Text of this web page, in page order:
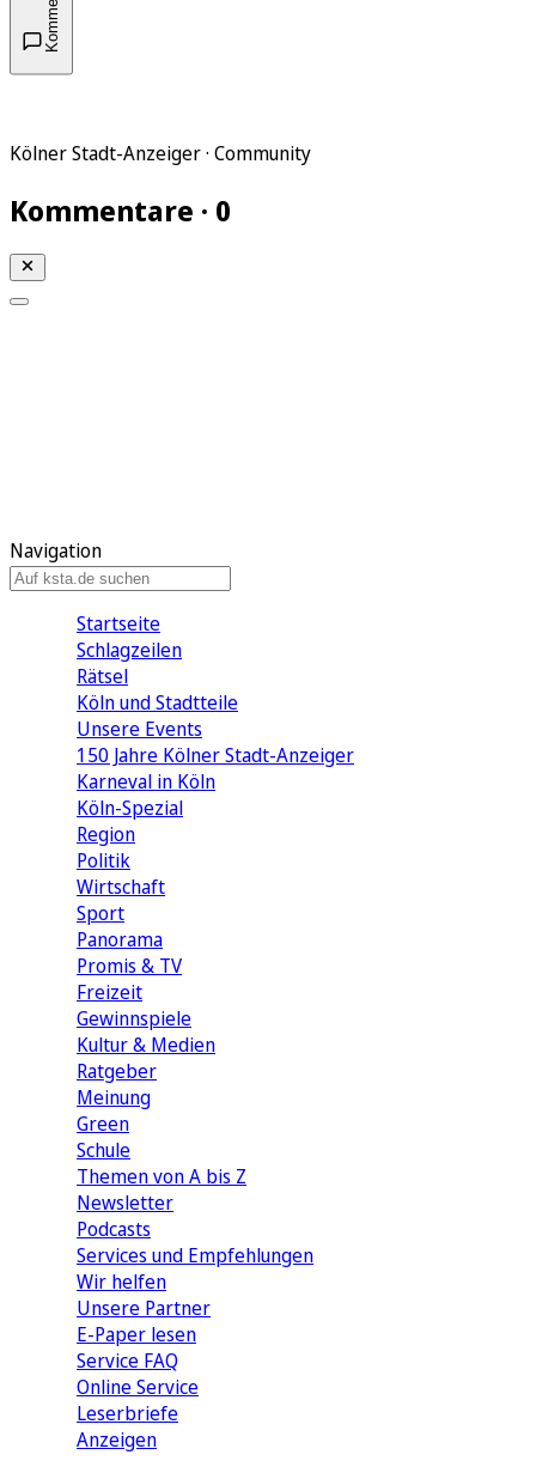
Kölner Stadt-Anzeiger · Community
Kommentare · 0
Navigation
Startseite
Schlagzeilen
Rätsel
Köln und Stadtteile
Unsere Events
150 Jahre Kölner Stadt-Anzeiger
Karneval in Köln
Köln-Spezial
Region
Politik
Wirtschaft
Sport
Panorama
Promis & TV
Freizeit
Gewinnspiele
Kultur & Medien
Ratgeber
Meinung
Green
Schule
Themen von A bis Z
Newsletter
Podcasts
Services und Empfehlungen
Wir helfen
Unsere Partner
E-Paper lesen
Service FAQ
Online Service
Leserbriefe
Anzeigen